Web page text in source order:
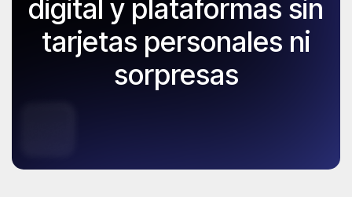
digital y plataformas sin
tarjetas personales ni
sorpresas